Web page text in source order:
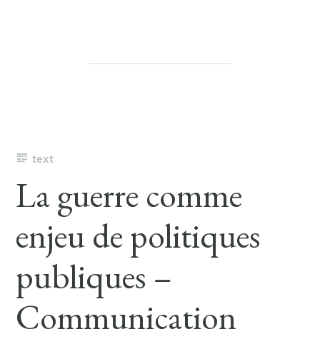
text
La guerre comme
enjeu de politiques
publiques –
Communication